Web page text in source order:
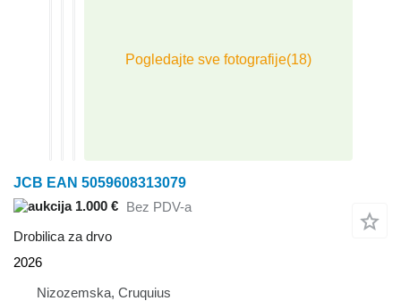
JCB EAN 5059608313079
1.000 € Bez PDV-a
Drobilica za drvo
2026
Nizozemska, Cruquius